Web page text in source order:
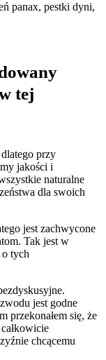
panax, pestki dyni,
tej
przy
jakości i
naturalne
dla swoich
jest zachwycone
Tak jest w
tych
jest godne
przekonałem się, że
chcącemu